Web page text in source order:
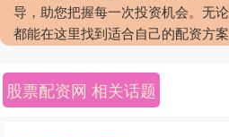
导，助您把握每一次投资机会。无
都能在这里找到适合自己的配资方
股票配资网 相关话题